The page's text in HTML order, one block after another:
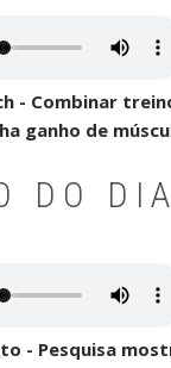
- Combinar
ganho de
DO DIA
- Pesquisa